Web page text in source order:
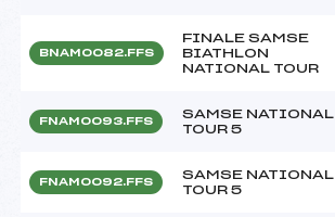
BNAM0082.FFS
FINALE SAMSE
BIATHLON
NATIONAL TOUR
FNAM0093.FFS
SAMSE NATIONAL
TOUR 5
FNAM0092.FFS
SAMSE NATIONAL
TOUR 5